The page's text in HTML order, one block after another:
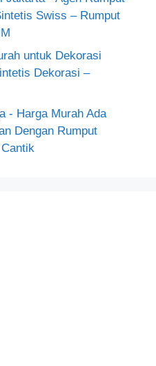
Swiss – Rumput
untuk Dekorasi
Dekorasi –
- Harga Murah Ada
Dengan Rumput